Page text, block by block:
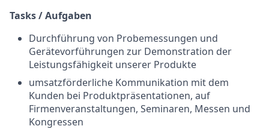
Tasks / Aufgaben
Durchführung von Probemessungen und
Gerätevorführungen zur Demonstration der
Leistungsfähigkeit unserer Produkte
umsatzförderliche Kommunikation mit dem
Kunden bei Produktpräsentationen, auf
Firmenveranstaltungen, Seminaren, Messen und
Kongressen